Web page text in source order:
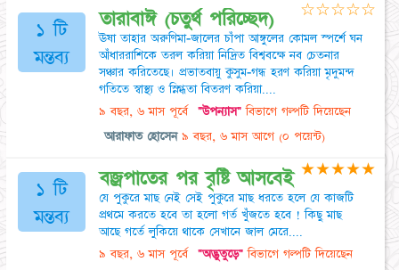
১ টি
মন্তব্য
তারাবাঈ (চতুর্থ পরিচ্ছেদ)
ঊষা তাহার অরুণিমা-জালের চাঁপা আঙ্গুলের কোমল স্পর্শে ঘন
আঁধাররাশিকে তরল করিয়া নিদ্রিত বিশ্ববক্ষে নব চেতনার
সঞ্চার করিতেছে। প্রভাতবায়ু কুসুম-গন্ধ হরণ করিয়া মৃদুমন্দ
গতিতে স্বাস্থ্য ও স্নিগ্ধতা বিতরণ করিয়া....
৯ বছর, ৬ মাস পূর্বে "উপন্যাস"বিভাগে গল্পটি দিয়েছেন
আরাফাত হোসেন ৯ বছর, ৬ মাস আগে (০ পয়েন্ট)
☆☆☆☆☆
১ টি
মন্তব্য
বজ্রপাতের পর বৃষ্টি আসবেই
যে পুকুরে মাছ নেই সেই পুকুরে মাছ ধরতে হলে যে কাজটি
প্রথমে করতে হবে তা হলো গর্ত খুঁজতে হবে ! কিছু মাছ
আছে গর্তে লুকিয়ে থাকে সেখানে জাল মেরে....
৯ বছর, ৬ মাস পূর্বে "অদ্ভুতুড়ে"বিভাগে গল্পটি দিয়েছেন
★★★★★